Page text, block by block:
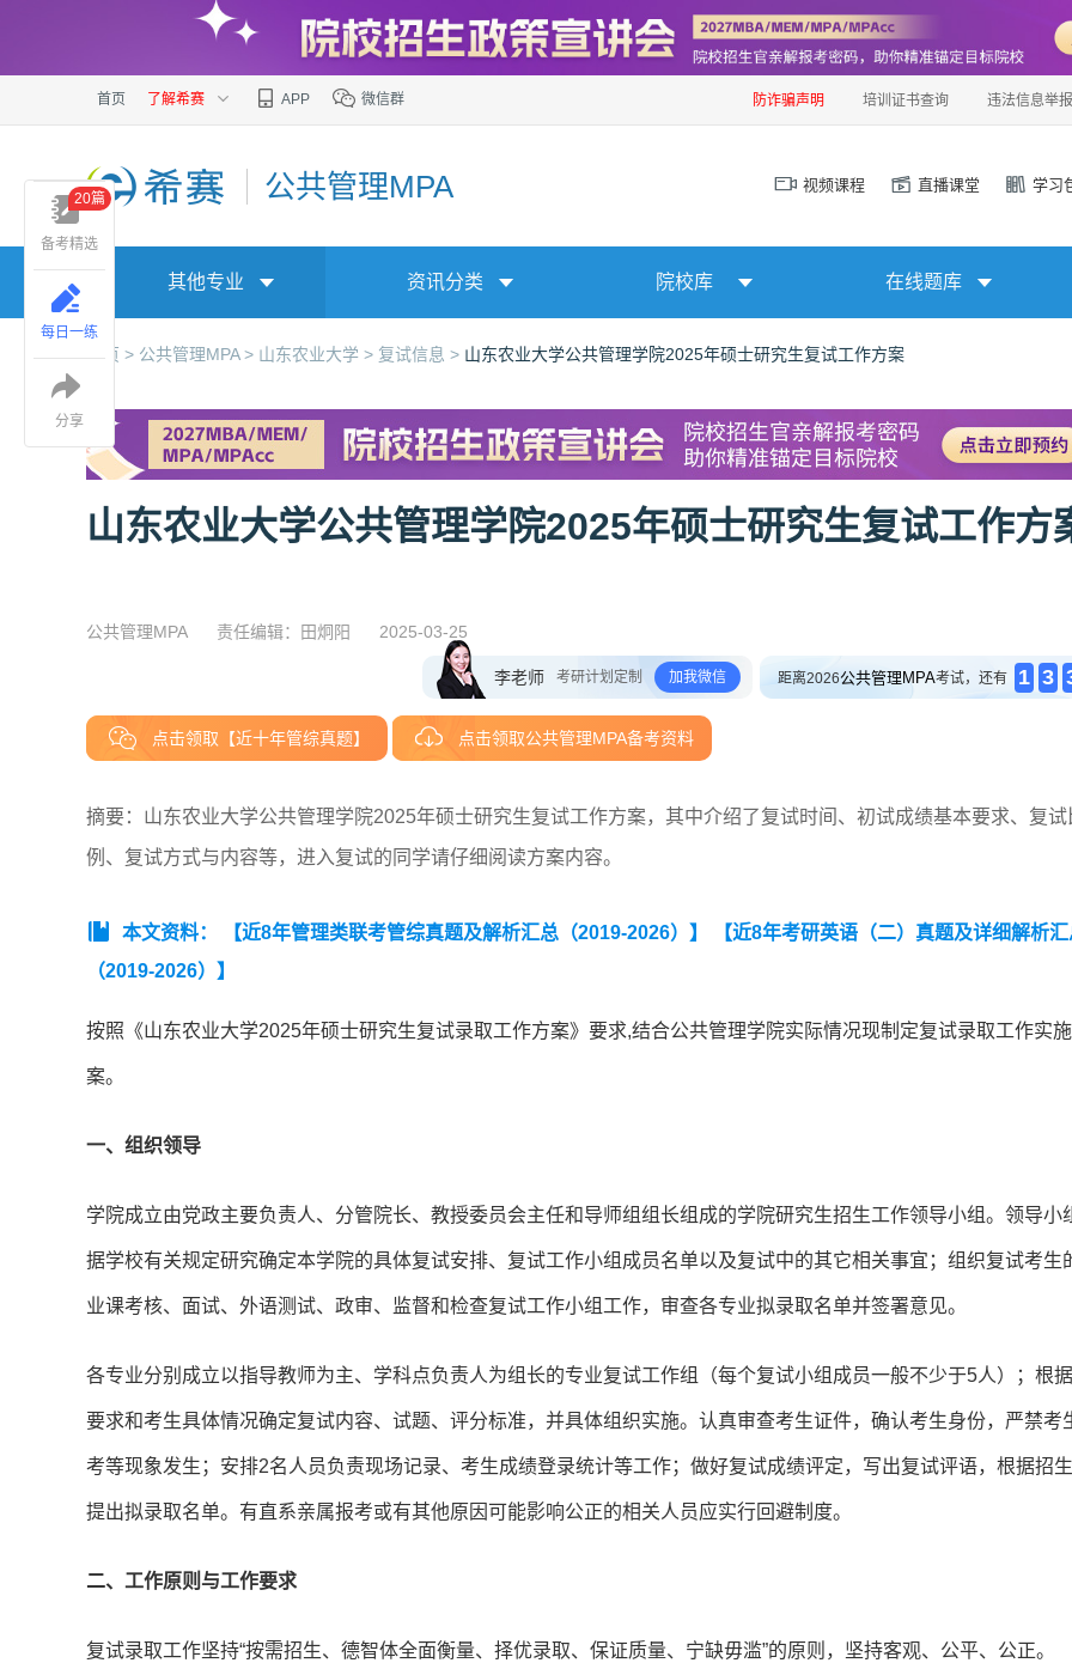
首页 了解希赛 APP 微信群 防诈骗声明 培训证书查询 违法信息举报
公共管理MPA 视频课程 直播课堂 学习
其他专业 资讯分类 院校库 在线题库
首页 > 公共管理MPA > 山东农业大学 > 复试信息 > 山东农业大学公共管理学院2025年硕士研究生复试工作方案
山东农业大学公共管理学院2025年硕士研究生复试工作方
公共管理MPA 责任编辑：田炯阳 2025-03-25
李老师 考研计划定制 加我微信 距离2026公共管理MPA考试，还有 1 3
点击领取【近十年管综真题】 点击领取公共管理MPA备考资料
摘要：山东农业大学公共管理学院2025年硕士研究生复试工作方案，其中介绍了复试时间、初试成绩基本要求、复试
例、复试方式与内容等，进入复试的同学请仔细阅读方案内容。
本文资料： 【近8年管理类联考管综真题及解析汇总（2019-2026）】
【近8年考研英语（二）真题及详细解析
（2019-2026）】
按照《山东农业大学2025年硕士研究生复试录取工作方案》要求,结合公共管理学院实际情况现制定复试录取工作实
案。
一、组织领导
学院成立由党政主要负责人、分管院长、教授委员会主任和导师组组长组成的学院研究生招生工作领导小组。领导小
据学校有关规定研究确定本学院的具体复试安排、复试工作小组成员名单以及复试中的其它相关事宜；组织复试考生
业课考核、面试、外语测试、政审、监督和检查复试工作小组工作，审查各专业拟录取名单并签署意见。
各专业分别成立以指导教师为主、学科点负责人为组长的专业复试工作组（每个复试小组成员一般不少于5人）；根
要求和考生具体情况确定复试内容、试题、评分标准，并具体组织实施。认真审查考生证件，确认考生身份，严禁考
考等现象发生；安排2名人员负责现场记录、考生成绩登录统计等工作；做好复试成绩评定，写出复试评语，根据招
提出拟录取名单。有直系亲属报考或有其他原因可能影响公正的相关人员应实行回避制度。
二、工作原则与工作要求
复试录取工作坚持“按需招生、德智体全面衡量、择优录取、保证质量、宁缺毋滥”的原则，坚持客观、公平、公正。
备考精选
20篇
每日一练
分享